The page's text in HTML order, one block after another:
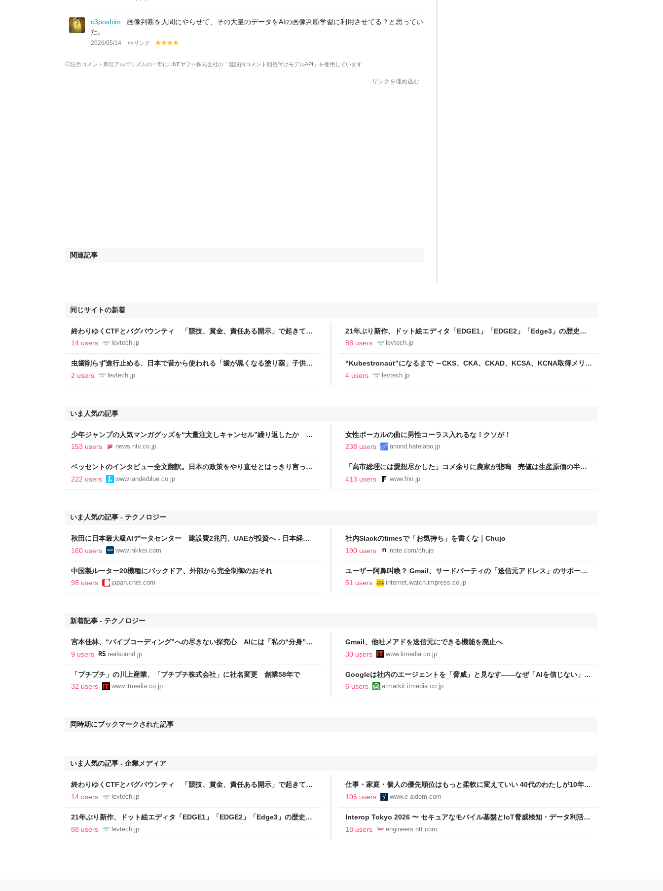
lo
lo lololo
c3poshim
画像判断を人間にやらせて、その大量のデータをAIの画像判断学習に利用させてる？と思ってい
た。
2026/05/14 リンク
y
lo
y
lo
y
lolo
注目コメント算出アルゴリズムの一部にLINEヤフー株式会社の「建設的コメント順位付けモデルAPI」を使用しています
リンクを埋め込む
関連記事
同じサイトの新着
終わりゆくCTFとバグバウンティ 「競技、賞金、責任ある開示」で起きてい
ること【フォーカス】 - レバテックLAB
14 users levtech.jp
21年ぶり新作、ドット絵エディタ「EDGE1」「EDGE2」「Edge3」の歴史に
ついて作者に聞く【フォーカス】 - レバテックLAB
88 users levtech.jp
虫歯削らず進行止める、日本で昔から使われる「歯が黒くなる塗り薬」子供
830人で効果実証 米国医学誌に掲載【研究紹介】 - レバテックLAB
2 users levtech.jp
“Kubestronaut”になるまで ～CKS、CKA、CKAD、KCSA、KCNA取得メリッ
ト／受験方法／勉強法｜高橋 あおい - レバテックLAB
4 users levtech.jp
いま人気の記事
少年ジャンプの人気マンガグッズを“大量注文しキャンセル”繰り返したか 女
逮捕 総額43億円以上（2026年8月6日掲載）｜日テレNEWS NNN
153 users news.ntv.co.jp
女性ボーカルの曲に男性コーラス入れるな！クソが！
238 users
anond.hatelabo.jp
ベッセントのインタビュー全文翻訳。日本の政策をやり直せとはっきり言って
いる
222 users www.landerblue.co.jp
「高市総理には愛想尽かした」コメ余りに農家が悲鳴 売値は生産原価の半分
以下に…肥料代や燃料代は高騰「今年でやめる」農家も｜FNNプライムオンラ
413 users www.fnn.jp
いま人気の記事 - テクノロジー
秋田に日本最大級AIデータセンター 建設費2兆円、UAEが投資へ - 日本経済
新聞
160 users www.nikkei.com
社内Slackのtimesで「お気持ち」を書くな｜Chujo
190 users
note.com/chujo
中国製ルーター20機種にバックドア、外部から完全制御のおそれ
98 users
japan.cnet.com
ユーザー阿鼻叫喚？ Gmail、サードパーティの「送信元アドレス」のサポート
を打ち切りへ【やじうまWatch】
51 users internet.watch.impress.co.jp
新着記事 - テクノロジー
宮本佳林、“バイブコーディング”への尽きない探究心 AIには「私の“分身”に
なってほしい」
9 users realsound.jp
Gmail、他社メアドを送信元にできる機能を廃止へ
30 users
www.itmedia.co.jp
「プチプチ」の川上産業、「プチプチ株式会社」に社名変更 創業58年で
32 users
www.itmedia.co.jp
Googleは社内のエージェントを「脅威」と見なす――なぜ「AIを信じない」の
か？
6 users atmarkit.itmedia.co.jp
同時期にブックマークされた記事
いま人気の記事 - 企業メディア
終わりゆくCTFとバグバウンティ 「競技、賞金、責任ある開示」で起きてい
ること【フォーカス】 - レバテックLAB
14 users levtech.jp
仕事・家庭・個人の優先順位はもっと柔軟に変えていい 40代のわたしが10年後
の自分に伝えたいこと - りっすん by イーアイデム
106 users www.e-aidem.com
21年ぶり新作、ドット絵エディタ「EDGE1」「EDGE2」「Edge3」の歴史に
ついて作者に聞く【フォーカス】 - レバテックLAB
88 users levtech.jp
Interop Tokyo 2026 〜 セキュアなモバイル基盤とIoT脅威検知・データ利活用
への取り組み 〜 - NTT docomo Business Engineers' Blog
18 users engineers.ntt.com